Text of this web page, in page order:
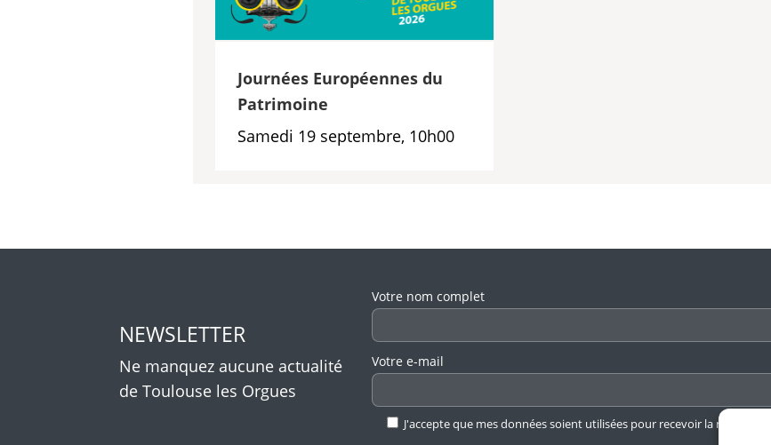
Journées Européennes du
Patrimoine
Samedi 19 septembre, 10h00
NEWSLETTER
Ne manquez aucune actualité
de Toulouse les Orgues
Veuillez laisser ce champ vide.
Votre nom complet
Votre e-mail
J'accepte que mes données soient utilisées pour recevoir la newsletter.